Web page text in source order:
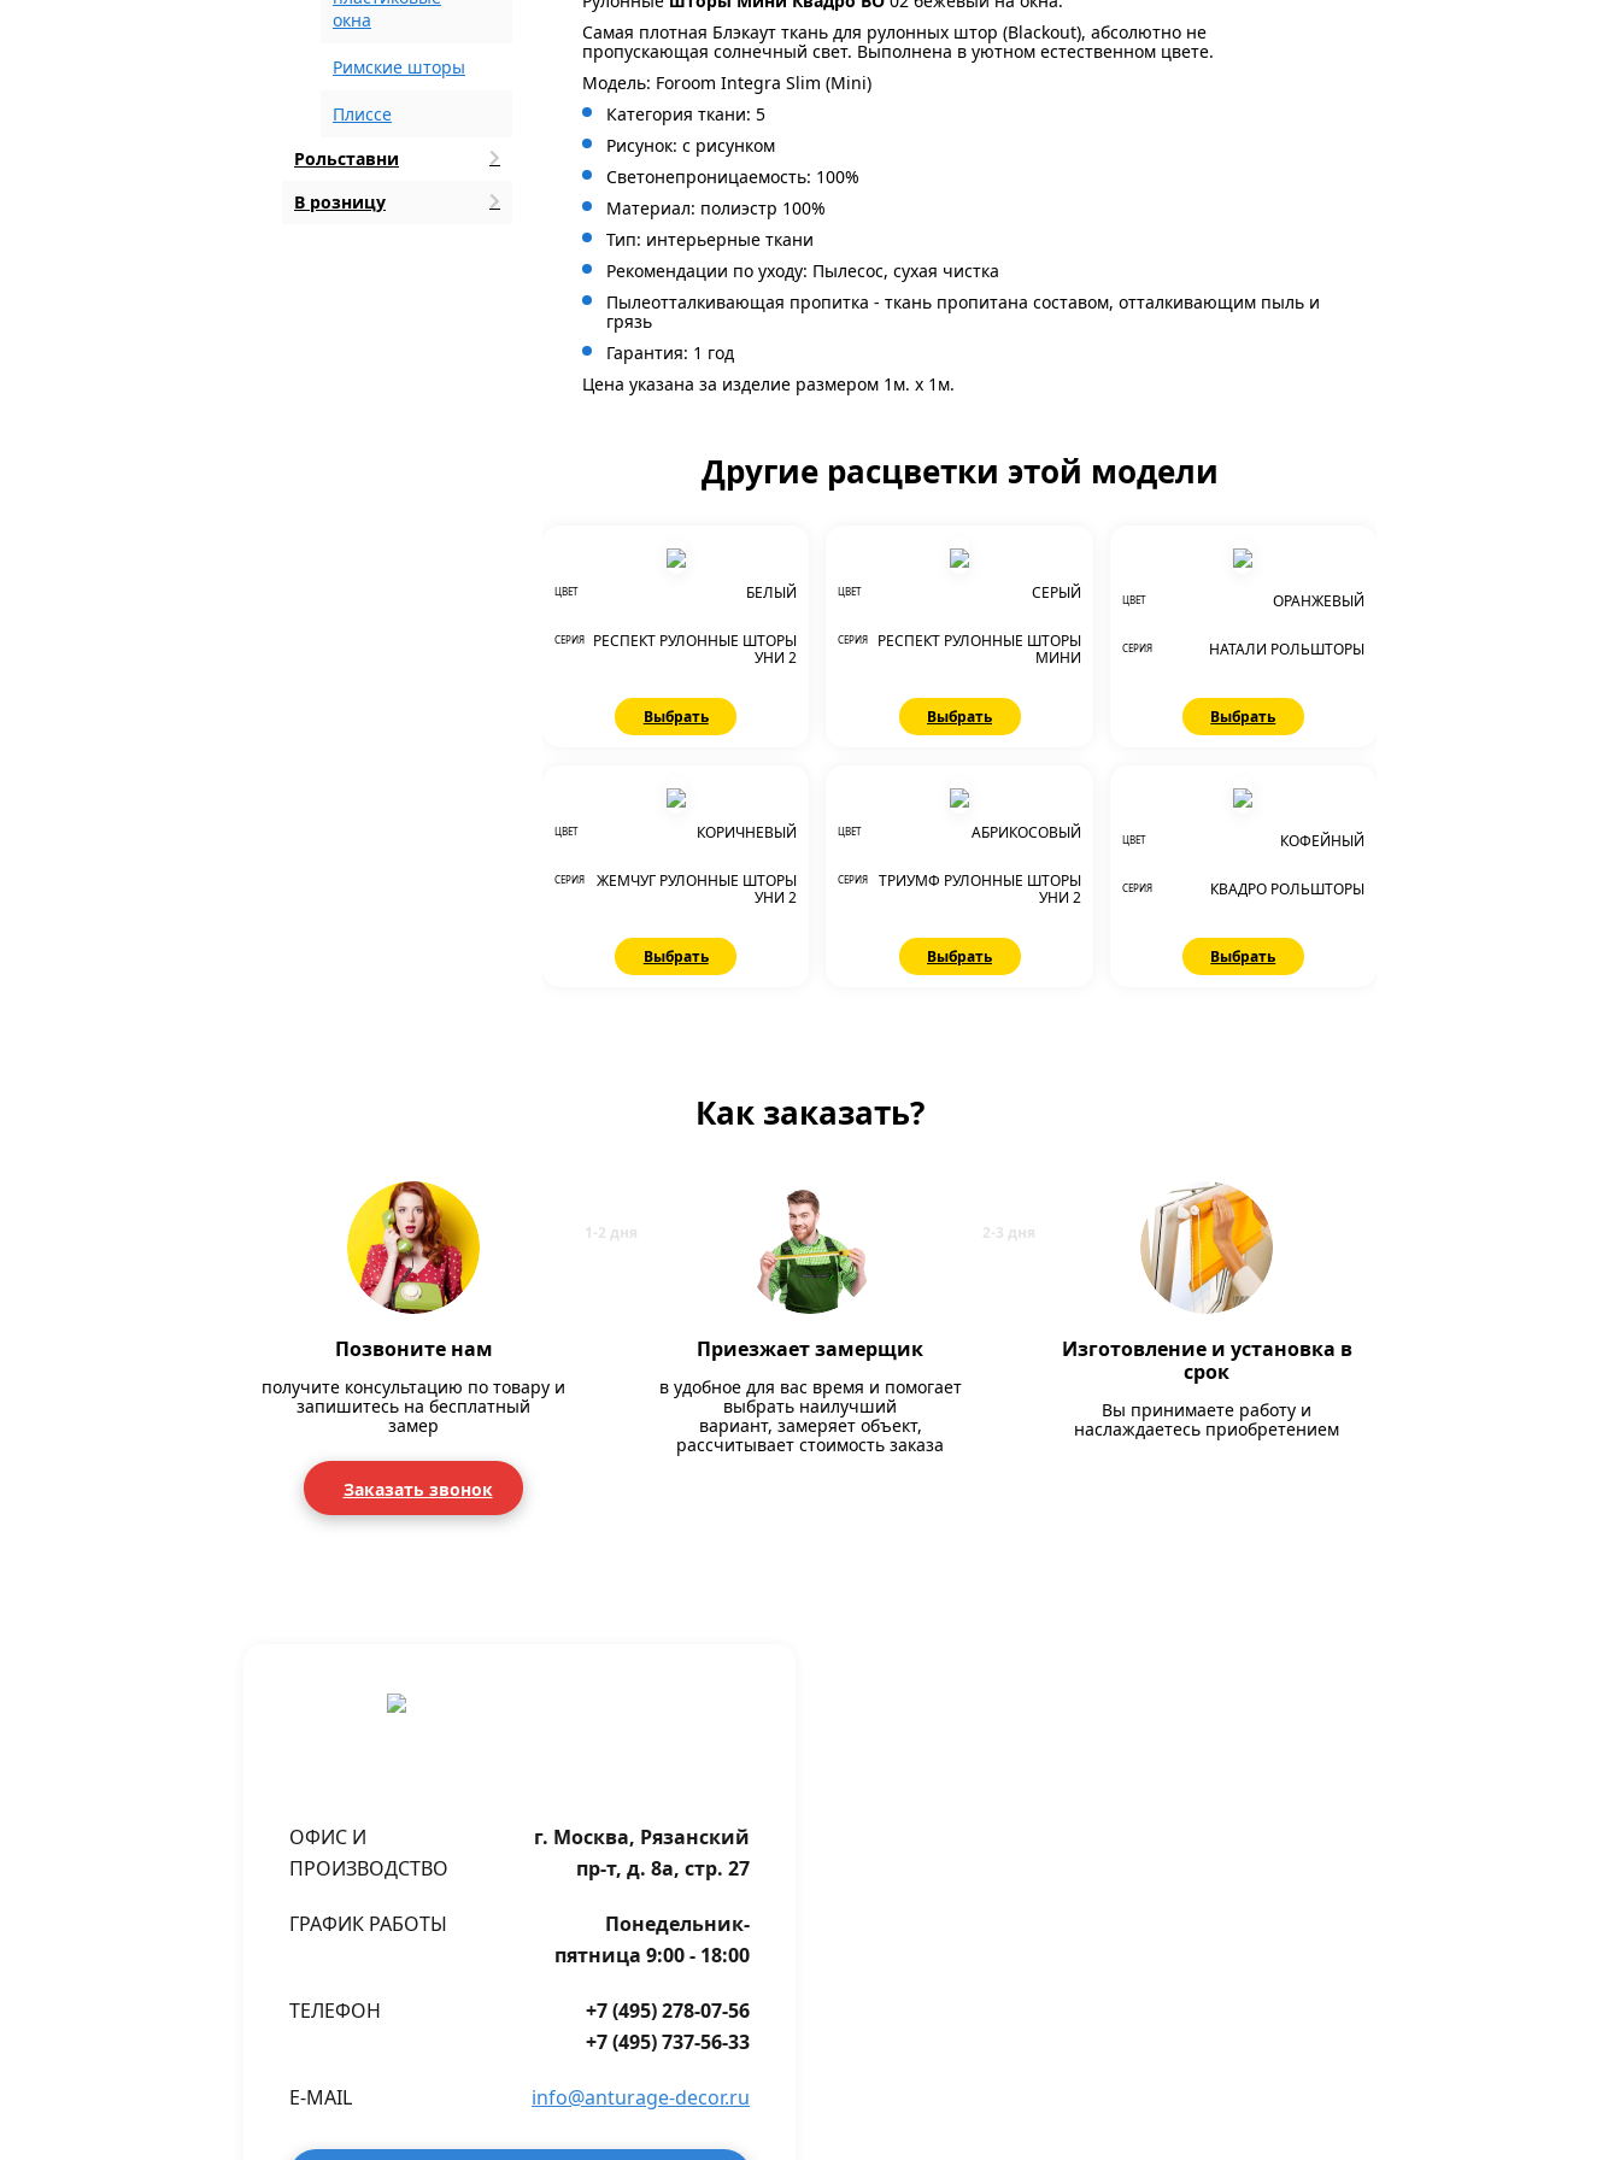
окна
Римские шторы
Плиссе
Рольставни
В розницу
Самая плотная Блэкаут ткань для рулонных штор (Blackout), абсолютно не
пропускающая солнечный свет. Выполнена в уютном естественном цвете.
Модель: Foroom Integra Slim (Mini)
Категория ткани: 5
Рисунок: с рисунком
Светонепроницаемость: 100%
Материал: полиэстр 100%
Тип: интерьерные ткани
Рекомендации по уходу: Пылесос, сухая чистка
Пылеотталкивающая пропитка - ткань пропитана составом, отталкивающим пыль и
грязь
Гарантия: 1 год
Цена указана за изделие размером 1м. x 1м.
Другие расцветки этой модели
ЦВЕТ БЕЛЫЙ
СЕРИЯ
РЕСПЕКТ РУЛОННЫЕ ШТОРЫ
УНИ 2
Выбрать
ЦВЕТ СЕРЫЙ
СЕРИЯ
РЕСПЕКТ РУЛОННЫЕ ШТОРЫ
МИНИ
Выбрать
ЦВЕТ ОРАНЖЕВЫЙ
СЕРИЯ НАТАЛИ РОЛЬШТОРЫ
Выбрать
ЦВЕТ КОРИЧНЕВЫЙ
СЕРИЯ
ЖЕМЧУГ РУЛОННЫЕ ШТОРЫ
УНИ 2
Выбрать
ЦВЕТ АБРИКОСОВЫЙ
СЕРИЯ
ТРИУМФ РУЛОННЫЕ ШТОРЫ
УНИ 2
Выбрать
ЦВЕТ КОФЕЙНЫЙ
СЕРИЯ КВАДРО РОЛЬШТОРЫ
Выбрать
Как заказать?
Позвоните нам
получите консультацию по товару и
запишитесь на бесплатный
замер
Заказать звонок
Приезжает замерщик
в удобное для вас время и помогает
выбрать наилучший
вариант, замеряет объект,
рассчитывает стоимость заказа
Изготовление и установка в
срок
Вы принимаете работу и
наслаждаетесь приобретением
ОФИС И
ПРОИЗВОДСТВО
г. Москва, Рязанский
пр-т, д. 8а, стр. 27
ГРАФИК РАБОТЫ
Понедельник-
пятница 9:00 - 18:00
ТЕЛЕФОН
+7 (495) 278-07-56
+7 (495) 737-56-33
E-MAIL info@anturage-decor.ru